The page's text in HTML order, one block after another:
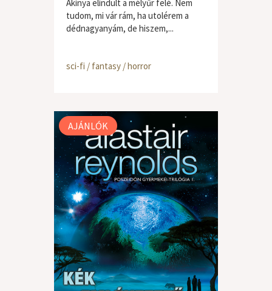
Akinya elindult a mélyűr felé. Nem
tudom, mi vár rám, ha utolérem a
dédnagyanyám, de hiszem,...
sci-fi / fantasy / horror
AJÁNLÓK